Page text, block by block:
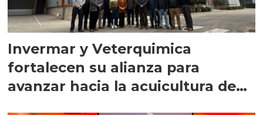
Invermar y Veterquimica
fortalecen su alianza para
avanzar hacia la acuicultura de